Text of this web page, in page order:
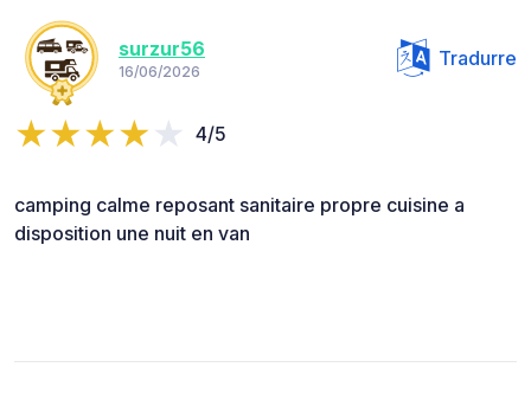
surzur56
16/06/2026
Tradurre
4/5
camping calme reposant sanitaire propre cuisine a
disposition une nuit en van